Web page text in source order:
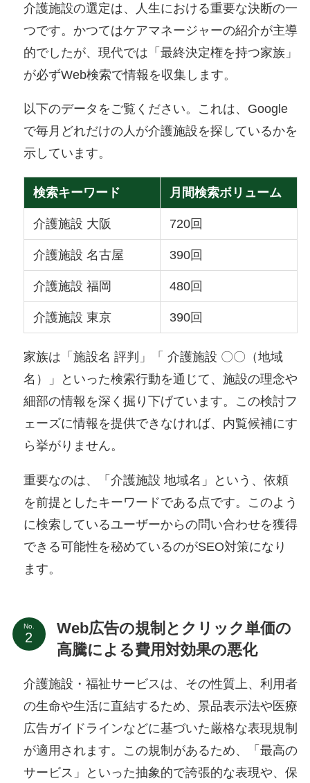
介護施設の選定は、人生における重要な決断の一
つです。かつてはケアマネージャーの紹介が主導
的でしたが、現代では「最終決定権を持つ家族」
が必ずWeb検索で情報を収集します。
以下のデータをご覧ください。これは、Google
で毎月どれだけの人が介護施設を探しているかを
示しています。
検索キーワード 月間検索ボリューム
介護施設 大阪 720回
介護施設 名古屋 390回
介護施設 福岡 480回
介護施設 東京 390回
家族は「施設名 評判」「 介護施設 〇〇（地域
名）」といった検索行動を通じて、施設の理念や
細部の情報を深く掘り下げています。この検討フ
ェーズに情報を提供できなければ、内覧候補にす
ら挙がりません。
重要なのは、「介護施設 地域名」という、依頼
を前提としたキーワードである点です。このよう
に検索しているユーザーからの問い合わせを獲得
できる可能性を秘めているのがSEO対策になり
ます。
No.
Web広告の規制とクリック単価の
高騰による費用対効果の悪化
介護施設・福祉サービスは、その性質上、利用者
の生命や生活に直結するため、景品表示法や医療
広告ガイドラインなどに基づいた厳格な表現規制
が適用されます。この規制があるため、「最高の
サービス」といった抽象的で誇張的な表現や、保